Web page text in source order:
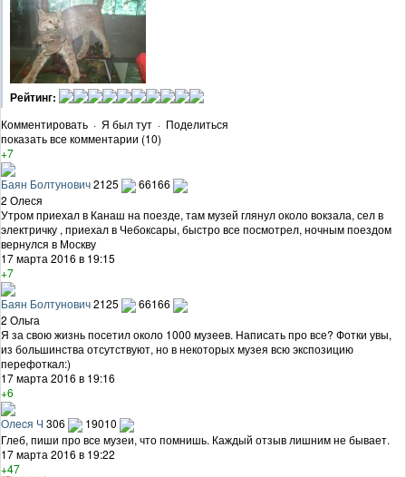
Рейтинг:
Комментировать · Я был тут · Поделиться
показать все комментарии (10)
+7
Баян Болтунович2125
66166
2 Олеся
Утром приехал в Канаш на поезде, там музей глянул около вокзала, сел в
электричку , приехал в Чебоксары, быстро все посмотрел, ночным поездом
вернулся в Москву
17 марта 2016 в 19:15
+7
Баян Болтунович2125
66166
2 Ольга
Я за свою жизнь посетил около 1000 музеев. Написать про все? Фотки увы,
из большинства отсутствуют, но в некоторых музея всю экспозицию
перефоткал:)
17 марта 2016 в 19:16
+6
Oлecя Ч 306
19010
Глеб, пиши про все музеи, что помнишь. Каждый отзыв лишним не бывает.
17 марта 2016 в 19:22
+47